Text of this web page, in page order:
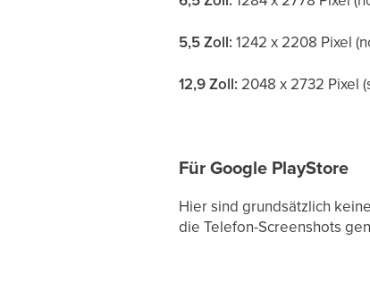
5,5 Zoll: 1242 x 2208 Pixel
12,9 Zoll: 2048 x 2732 Pixel
Für Google PlayStore
Hier sind grundsätzlich
die Telefon-Screenshots